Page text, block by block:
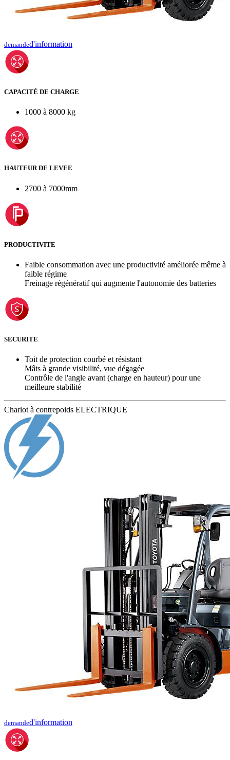
demanded'information
CAPACITÉ DE CHARGE
1000 à 8000 kg
HAUTEUR DE LEVEE
2700 à 7000mm
PRODUCTIVITE
Faible consommation avec une productivité améliorée même à
faible régime
Freinage régénératif qui augmente l'autonomie des batteries
SECURITE
Toit de protection courbé et résistant
Mâts à grande visibilité, vue dégagée
Contrôle de l'angle avant (charge en hauteur) pour une
meilleure stabilité
Chariot à contrepoids ELECTRIQUE
demanded'information